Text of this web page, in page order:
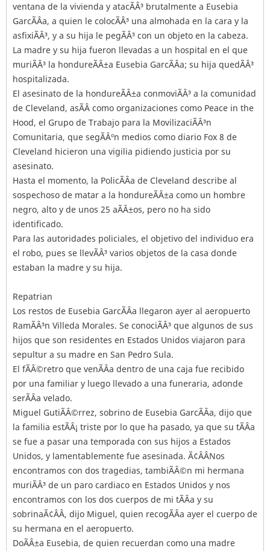
ventana de la vivienda y atacÃÂ³ brutalmente a Eusebia
GarcÃÂ­a, a quien le colocÃÂ³ una almohada en la cara y la
asfixiÃÂ³, y a su hija le pegÃÂ³ con un objeto en la cabeza.
La madre y su hija fueron llevadas a un hospital en el que
muriÃÂ³ la hondureÃÂ±a Eusebia GarcÃÂ­a; su hija quedÃÂ³
hospitalizada.
El asesinato de la hondureÃÂ±a conmoviÃÂ³ a la comunidad
de Cleveland, asÃÂ­ como organizaciones como Peace in the
Hood, el Grupo de Trabajo para la MovilizaciÃÂ³n
Comunitaria, que segÃÂºn medios como diario Fox 8 de
Cleveland hicieron una vigilia pidiendo justicia por su
asesinato.
Hasta el momento, la PolicÃÂ­a de Cleveland describe al
sospechoso de matar a la hondureÃÂ±a como un hombre
negro, alto y de unos 25 aÃÂ±os, pero no ha sido
identificado.
Para las autoridades policiales, el objetivo del individuo era
el robo, pues se llevÃÂ³ varios objetos de la casa donde
estaban la madre y su hija.
Repatrian
Los restos de Eusebia GarcÃÂ­a llegaron ayer al aeropuerto
RamÃÂ³n Villeda Morales. Se conociÃÂ³ que algunos de sus
hijos que son residentes en Estados Unidos viajaron para
sepultur a su madre en San Pedro Sula.
El fÃÂ©retro que venÃÂ­a dentro de una caja fue recibido
por una familiar y luego llevado a una funeraria, adonde
serÃÂ­a velado.
Miguel GutiÃÂ©rrez, sobrino de Eusebia GarcÃÂ­a, dijo que
la familia estÃÂ¡ triste por lo que ha pasado, ya que su tÃÂ­a
se fue a pasar una temporada con sus hijos a Estados
Unidos, y lamentablemente fue asesinada. Ã¢ÂÂNos
encontramos con dos tragedias, tambiÃÂ©n mi hermana
muriÃÂ³ de un paro cardiaco en Estados Unidos y nos
encontramos con los dos cuerpos de mi tÃÂ­a y su
sobrinaÃ¢ÂÂ, dijo Miguel, quien recogÃÂ­a ayer el cuerpo de
su hermana en el aeropuerto.
DoÃÂ±a Eusebia, de quien recuerdan como una madre